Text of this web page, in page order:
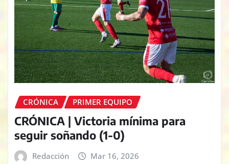
CRÓNICA PRIMER EQUIPO
CRÓNICA | Victoria mínima para
seguir soñando (1-0)
Redacción Mar 16, 2026